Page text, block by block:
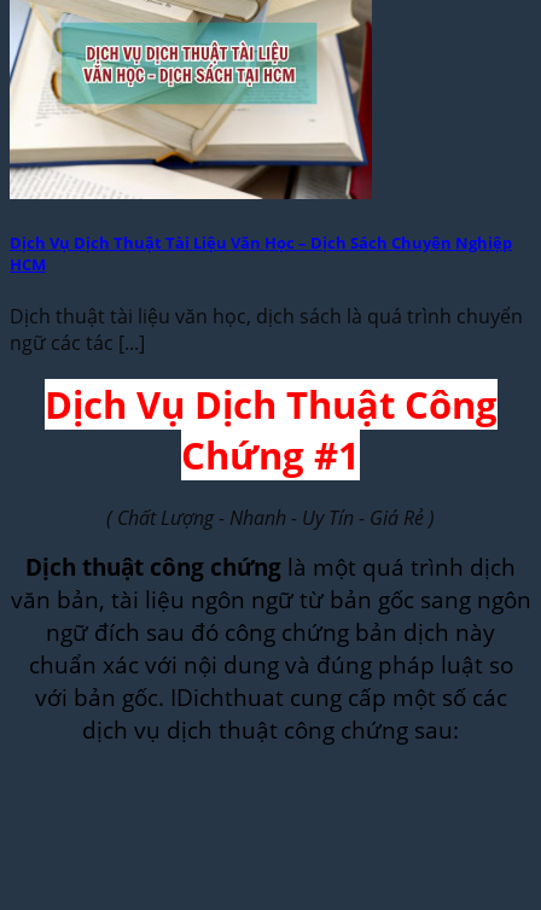
Dịch Vụ Dịch Thuật Tài Liệu Văn Học – Dịch Sách Chuyên Nghiệp
HCM
Dịch thuật tài liệu văn học, dịch sách là quá trình chuyển
ngữ các tác [...]
Dịch Vụ Dịch Thuật Công
Chứng #1
( Chất Lượng - Nhanh - Uy Tín - Giá Rẻ )
Dịch thuật công chứng là một quá trình dịch
văn bản, tài liệu ngôn ngữ từ bản gốc sang ngôn
ngữ đích sau đó công chứng bản dịch này
chuẩn xác với nội dung và đúng pháp luật so
với bản gốc. IDichthuat cung cấp một số các
dịch vụ dịch thuật công chứng sau: